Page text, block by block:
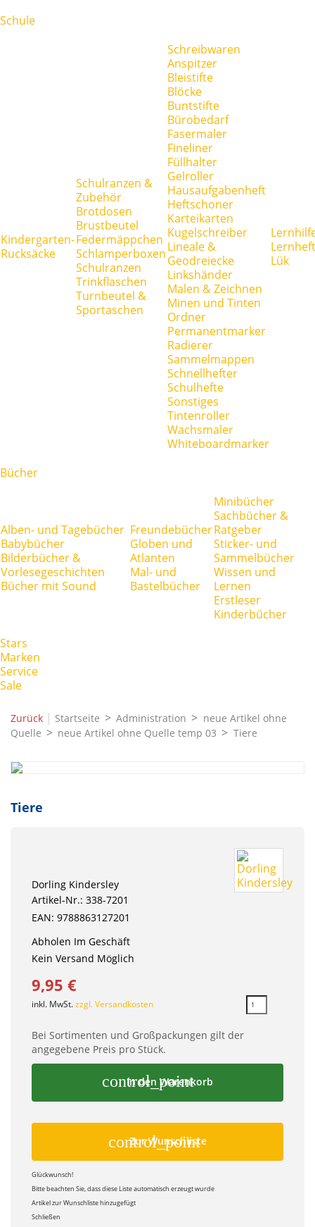
Schule
Kindergarten-
Rucksäcke
Schulranzen &
Zubehör
Brotdosen
Brustbeutel
Federmäppchen
Schlamperboxen
Schulranzen
Trinkflaschen
Turnbeutel &
Sportaschen
Schreibwaren
Anspitzer
Bleistifte
Blöcke
Buntstifte
Bürobedarf
Fasermaler
Fineliner
Füllhalter
Gelroller
Hausaufgabenheft
Heftschoner
Karteikarten
Kugelschreiber
Lineale &
Geodreiecke
Linkshänder
Malen & Zeichnen
Minen und Tinten
Ordner
Permanentmarker
Radierer
Sammelmappen
Schnellhefter
Schulhefte
Sonstiges
Tintenroller
Wachsmaler
Whiteboardmarker
Lük
Bücher
Alben- und Tagebücher
Babybücher
Bilderbücher &
Vorlesegeschichten
Bücher mit Sound
Freundebücher
Globen und
Atlanten
Mal- und
Bastelbücher
Minibücher
Sachbücher &
Ratgeber
Sticker- und
Sammelbücher
Wissen und
Lernen
Erstleser
Kinderbücher
Stars
Marken
Service
Sale
Zurück | Startseite Administration
neue Artikel ohne
Quelle
neue Artikel ohne Quelle temp 03 Tiere
Tiere
Dorling Kindersley
Artikel-Nr.: 338-7201
EAN: 9788863127201
Abholen Im Geschäft
Kein Versand Möglich
9,95 €
inkl. MwSt.zzgl. Versandkosten
Bei Sortimenten und Großpackungen gilt der
angegebene Preis pro Stück.
control_point
In den Warenkorb
control_point
Zur Wunschliste
Glückwunsch!
Bitte beachten Sie, dass diese Liste automatisch erzeugt wurde
Artikel zur Wunschliste hinzugefügt
Schließen